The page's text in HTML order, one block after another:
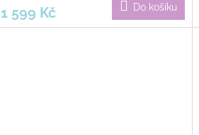
1 599 Kč Do košíku